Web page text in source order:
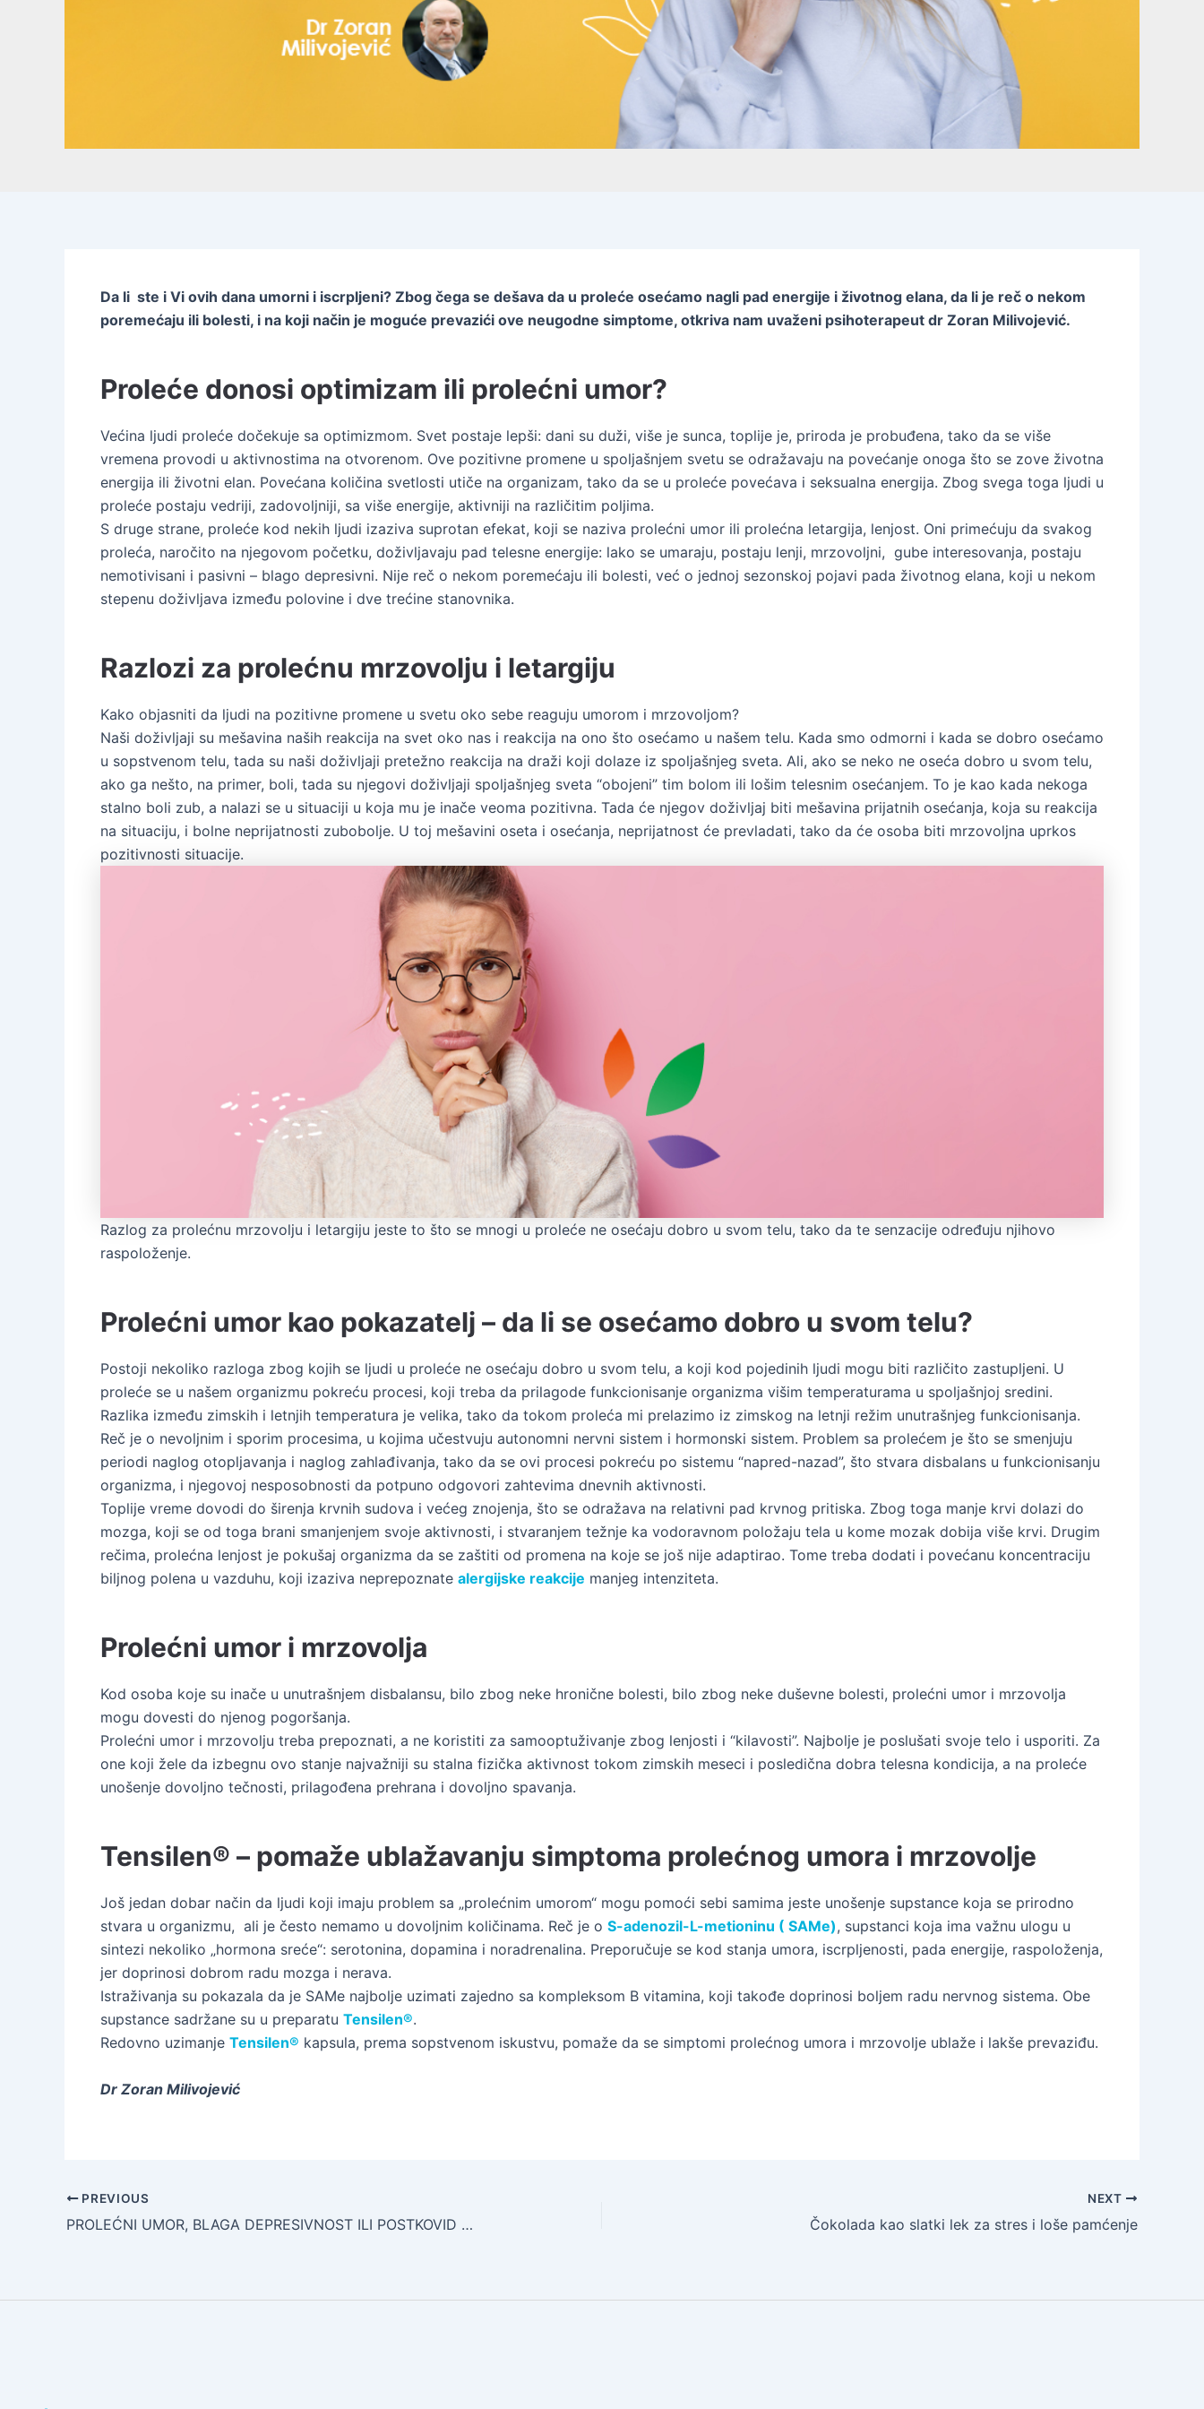
Da li ste i Vi ovih dana umorni i iscrpljeni? Zbog čega se dešava da u proleće osećamo nagli pad energije i životnog elana, da li je reč o nekom
poremećaju ili bolesti, i na koji način je moguće prevazići ove neugodne simptome, otkriva nam uvaženi psihoterapeut dr Zoran Milivojević.
Proleće donosi optimizam ili prolećni umor?
Većina ljudi proleće dočekuje sa optimizmom. Svet postaje lepši: dani su duži, više je sunca, toplije je, priroda je probuđena, tako da se više
vremena provodi u aktivnostima na otvorenom. Ove pozitivne promene u spoljašnjem svetu se odražavaju na povećanje onoga što se zove životna
energija ili životni elan. Povećana količina svetlosti utiče na organizam, tako da se u proleće povećava i seksualna energija. Zbog svega toga ljudi u
proleće postaju vedriji, zadovoljniji, sa više energije, aktivniji na različitim poljima.
S druge strane, proleće kod nekih ljudi izaziva suprotan efekat, koji se naziva prolećni umor ili prolećna letargija, lenjost. Oni primećuju da svakog
proleća, naročito na njegovom početku, doživljavaju pad telesne energije: lako se umaraju, postaju lenji, mrzovoljni, gube interesovanja, postaju
nemotivisani i pasivni – blago depresivni. Nije reč o nekom poremećaju ili bolesti, već o jednoj sezonskoj pojavi pada životnog elana, koji u nekom
stepenu doživljava između polovine i dve trećine stanovnika.
Razlozi za prolećnu mrzovolju i letargiju
Kako objasniti da ljudi na pozitivne promene u svetu oko sebe reaguju umorom i mrzovoljom?
Naši doživljaji su mešavina naših reakcija na svet oko nas i reakcija na ono što osećamo u našem telu. Kada smo odmorni i kada se dobro osećamo
u sopstvenom telu, tada su naši doživljaji pretežno reakcija na draži koji dolaze iz spoljašnjeg sveta. Ali, ako se neko ne oseća dobro u svom telu,
ako ga nešto, na primer, boli, tada su njegovi doživljaji spoljašnjeg sveta “obojeni” tim bolom ili lošim telesnim osećanjem. To je kao kada nekoga
stalno boli zub, a nalazi se u situaciji u koja mu je inače veoma pozitivna. Tada će njegov doživljaj biti mešavina prijatnih osećanja, koja su reakcija
na situaciju, i bolne neprijatnosti zubobolje. U toj mešavini oseta i osećanja, neprijatnost će prevladati, tako da će osoba biti mrzovoljna uprkos
pozitivnosti situacije.
Razlog za prolećnu mrzovolju i letargiju jeste to što se mnogi u proleće ne osećaju dobro u svom telu, tako da te senzacije određuju njihovo
raspoloženje.
Prolećni umor kao pokazatelj – da li se osećamo dobro u svom telu?
Postoji nekoliko razloga zbog kojih se ljudi u proleće ne osećaju dobro u svom telu, a koji kod pojedinih ljudi mogu biti različito zastupljeni. U
proleće se u našem organizmu pokreću procesi, koji treba da prilagode funkcionisanje organizma višim temperaturama u spoljašnjoj sredini.
Razlika između zimskih i letnjih temperatura je velika, tako da tokom proleća mi prelazimo iz zimskog na letnji režim unutrašnjeg funkcionisanja.
Reč je o nevoljnim i sporim procesima, u kojima učestvuju autonomni nervni sistem i hormonski sistem. Problem sa prolećem je što se smenjuju
periodi naglog otopljavanja i naglog zahlađivanja, tako da se ovi procesi pokreću po sistemu “napred-nazad”, što stvara disbalans u funkcionisanju
organizma, i njegovoj nesposobnosti da potpuno odgovori zahtevima dnevnih aktivnosti.
Toplije vreme dovodi do širenja krvnih sudova i većeg znojenja, što se odražava na relativni pad krvnog pritiska. Zbog toga manje krvi dolazi do
mozga, koji se od toga brani smanjenjem svoje aktivnosti, i stvaranjem težnje ka vodoravnom položaju tela u kome mozak dobija više krvi. Drugim
rečima, prolećna lenjost je pokušaj organizma da se zaštiti od promena na koje se još nije adaptirao. Tome treba dodati i povećanu koncentraciju
biljnog polena u vazduhu, koji izaziva neprepoznate alergijske reakcije manjeg intenziteta.
Prolećni umor i mrzovolja
Kod osoba koje su inače u unutrašnjem disbalansu, bilo zbog neke hronične bolesti, bilo zbog neke duševne bolesti, prolećni umor i mrzovolja
mogu dovesti do njenog pogoršanja.
Prolećni umor i mrzovolju treba prepoznati, a ne koristiti za samooptuživanje zbog lenjosti i “kilavosti”. Najbolje je poslušati svoje telo i usporiti. Za
one koji žele da izbegnu ovo stanje najvažniji su stalna fizička aktivnost tokom zimskih meseci i posledična dobra telesna kondicija, a na proleće
unošenje dovoljno tečnosti, prilagođena prehrana i dovoljno spavanja.
Tensilen® – pomaže ublažavanju simptoma prolećnog umora i mrzovolje
Još jedan dobar način da ljudi koji imaju problem sa „prolećnim umorom“ mogu pomoći sebi samima jeste unošenje supstance koja se prirodno
stvara u organizmu, ali je često nemamo u dovoljnim količinama. Reč je o S-adenozil-L-metioninu ( SAMe), supstanci koja ima važnu ulogu u
sintezi nekoliko „hormona sreće“: serotonina, dopamina i noradrenalina. Preporučuje se kod stanja umora, iscrpljenosti, pada energije, raspoloženja,
jer doprinosi dobrom radu mozga i nerava.
Istraživanja su pokazala da je SAMe najbolje uzimati zajedno sa kompleksom B vitamina, koji takođe doprinosi boljem radu nervnog sistema. Obe
supstance sadržane su u preparatu Tensilen®.
Redovno uzimanje Tensilen® kapsula, prema sopstvenom iskustvu, pomaže da se simptomi prolećnog umora i mrzovolje ublaže i lakše prevaziđu.
Dr Zoran Milivojević
PREVIOUS
PROLEĆNI UMOR, BLAGA DEPRESIVNOST ILI POSTKOVID SINDROM?
NEXT
Čokolada kao slatki lek za stres i loše pamćenje